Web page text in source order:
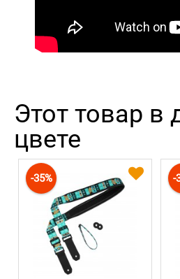
Этот товар в
цвете
-35% -